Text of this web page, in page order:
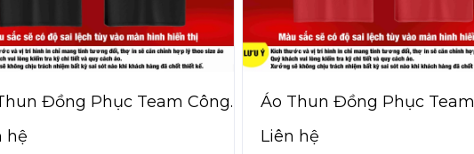
Đồng Phục Team Công
hệ
Áo Thun Đồng Phục Team
Liên hệ